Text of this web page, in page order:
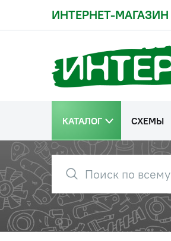
ИНТЕРНЕТ-
КАТАЛОГ СХЕМЫ